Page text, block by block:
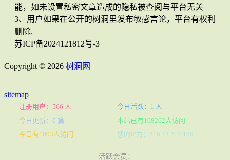
能，如未设置私密文章造成的隐私被查阅与平台无关
3、用户如果在公开的树洞里发布敏感言论，平台有权利
删除.
苏ICP备2024121812号-3
Copyright © 2026 树洞网
sitemap
注册用户：566 人
今日活跃：1 人
今日更新：0 篇
本站已有168262人访问
今日有1003人访问
您的IP为：216.73.217.150
活跃会员：